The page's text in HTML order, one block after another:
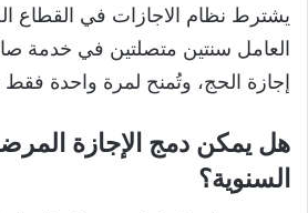
يشترط نظام الاجازات في القطاع
العامل سنتين متصلتين في خدمة
إجازة الحج، وتُمنح لمرة واحدة
هل يمكن دمج الإجازة
السنوية؟